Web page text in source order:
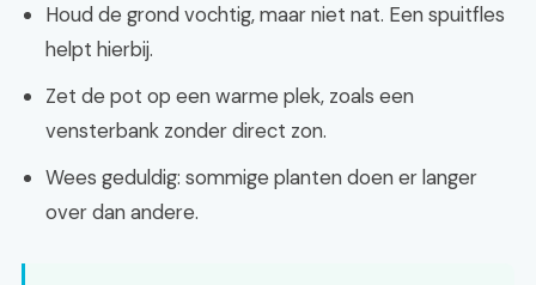
Houd de grond vochtig, maar niet nat. Een spuitfles
helpt hierbij.
Zet de pot op een warme plek, zoals een
vensterbank zonder direct zon.
Wees geduldig: sommige planten doen er langer
over dan andere.